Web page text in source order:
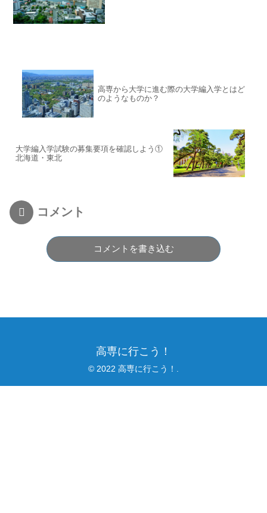
高専から大学に進む際の大学編入学とはど
のようなものか？
大学編入学試験の募集要項を確認しよう①
北海道・東北
コメント
コメントを書き込む
高専に行こう！
© 2022 高専に行こう！.